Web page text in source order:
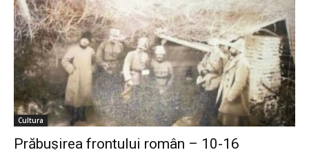
Cultura
Prăbușirea frontului român – 10-16